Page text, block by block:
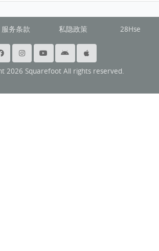
服务条款 私隐政策 28Hse
2026 Squarefoot All rights reserved.